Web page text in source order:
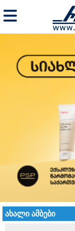
ახალი ამბები